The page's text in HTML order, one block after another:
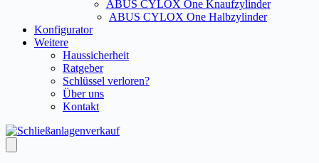
ABUS CYLOX One Knaufzylinder
ABUS CYLOX One Halbzylinder
Konfigurator
Weitere
Haussicherheit
Ratgeber
Schlüssel verloren?
Über uns
Kontakt